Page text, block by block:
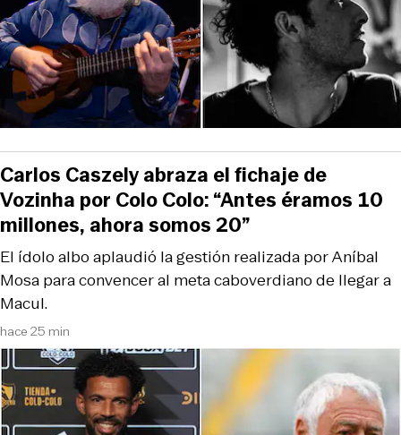
hace 25 min
El ídolo albo aplaudió la gestión realizada por Aníbal
Mosa para convencer al meta caboverdiano de llegar a
Macul.
Carlos Caszely abraza el fichaje de
Vozinha por Colo Colo: “Antes éramos 10
millones, ahora somos 20”